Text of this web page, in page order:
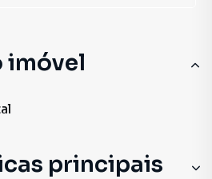
imóvel
principais